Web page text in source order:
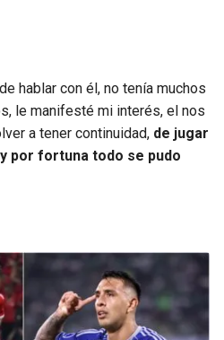
hablar con él, no tenía muchos
le manifesté mi interés, el nos
a tener continuidad, de jugar
por fortuna todo se pudo